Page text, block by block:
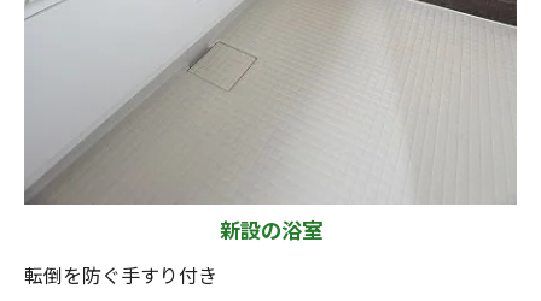
新設の浴室
転倒を防ぐ手すり付き